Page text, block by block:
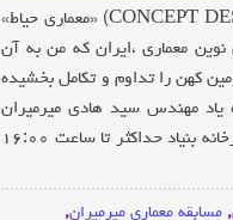
هفدهمین دوره جایزه معماری میرمیران مسابقه طراحی مفهومی (CONCEPT DESIGN) «معماری حیاط»
معماری ،ایران که من به آن
کهن را تداوم و تکامل بخشیده
یاد مهندس سید هادی میرمیران
برنامه زمانی: زمان تحویل و داوری طرح ها: مهلت تحویل طرح ها به دبیرخانه بنیاد حداکثر تا ساعت ۱۶:۰۰
,مسابقه معماری میرمیران,